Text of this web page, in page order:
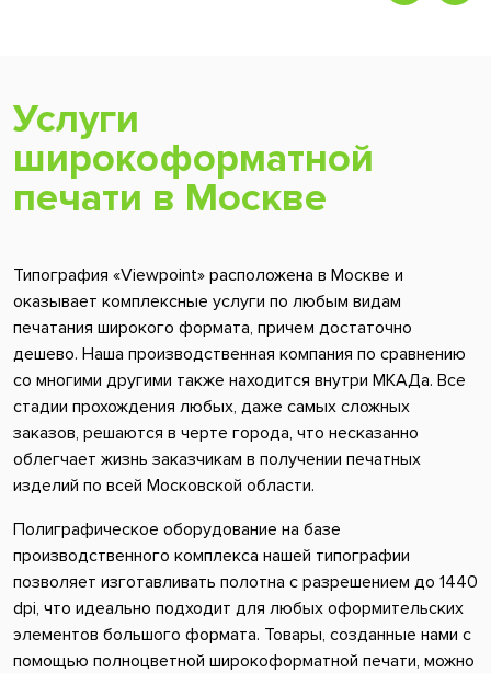
Услуги
широкоформатной
печати в Москве
Типография «Viewpoint» расположена в Москве и
оказывает комплексные услуги по любым видам
печатания широкого формата, причем достаточно
дешево. Наша производственная компания по сравнению
со многими другими также находится внутри МКАДа. Все
стадии прохождения любых, даже самых сложных
заказов, решаются в черте города, что несказанно
облегчает жизнь заказчикам в получении печатных
изделий по всей Московской области.
Полиграфическое оборудование на базе
производственного комплекса нашей типографии
позволяет изготавливать полотна с разрешением до 1440
dpi, что идеально подходит для любых оформительских
элементов большого формата. Товары, созданные нами с
помощью полноцветной широкоформатной печати, можно